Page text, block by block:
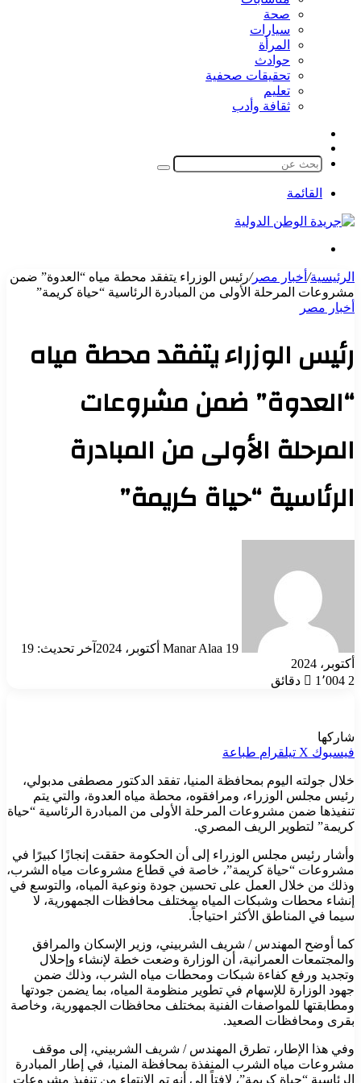
صحة
سيارات
المرأة
حوادث
تحقيقات صحفية
تعليم
ثقافة وأدب
المظلم
بحث
القائمة
الرئيسية/ أخبار مصر/رئيس الوزراء يتفقد محطة مياه “العدوة” ضمن
مشروعات المرحلة الأولى من المبادرة الرئاسية “حياة كريمة”
أخبار مصر
رئيس الوزراء يتفقد محطة مياه
“العدوة” ضمن مشروعات
المرحلة الأولى من المبادرة
الرئاسية “حياة كريمة”
Manar Alaa 19 أكتوبر، 2024
آخر تحديث: 19
أكتوبر، 2024
1٬004 2 دقائق
شاركها
فيسبوك ‫X تيلقرام طباعة
خلال جولته اليوم بمحافظة المنيا، تفقد الدكتور مصطفى مدبولي،
رئيس مجلس الوزراء، ومرافقوه، محطة مياه العدوة، والتي يتم
تنفيذها ضمن مشروعات المرحلة الأولى من المبادرة الرئاسية “حياة
كريمة” لتطوير الريف المصري.
وأشار رئيس مجلس الوزراء إلى أن الحكومة حققت إنجازًا كبيرًا في
مشروعات “حياة كريمة”، خاصة في قطاع مشروعات مياه الشرب،
وذلك من خلال العمل على تحسين جودة ونوعية المياه، والتوسع في
إنشاء محطات وشبكات المياه بمختلف محافظات الجمهورية، لا
سيما في المناطق الأكثر احتياجاً.
كما أوضح المهندس / شريف الشربيني، وزير الإسكان والمرافق
والمجتمعات العمرانية، أن الوزارة وضعت خطة لإنشاء وإحلال
وتجديد ورفع كفاءة شبكات ومحطات مياه الشرب، وذلك ضمن
جهود الوزارة للإسهام في تطوير منظومة المياه، بما يضمن جودتها
ومطابقتها للمواصفات الفنية بمختلف محافظات الجمهورية، وخاصة
بقرى ومحافظات الصعيد.
وفي هذا الإطار، تطرق المهندس / شريف الشربيني، إلى موقف
مشروعات مياه الشرب المنفذة بمحافظة المنيا، في إطار المبادرة
الرئاسية “حياة كريمة”، لافتاً إلى أنه تم الانتهاء من تنفيذ مشروعات